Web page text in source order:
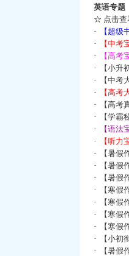
英语专题
☆ 点击
·
【超级
·
【中考
·
【高考
·
【小升
·
【中考
·
【高考
·
【高考
·
【学霸
·
【语法
·
【听力
·
【暑假
·
【暑假
·
【暑假
·
【寒假
·
【寒假
·
【寒假
·
【寒假
·
【小初
·
【暑假